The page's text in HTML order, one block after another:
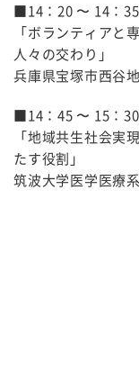
■14：20 〜 14：
「ボランティアと
人々の交わり」
兵庫県宝塚市西谷
■14：45 〜 15：
「地域共生社会
たす役割」
筑波大学医学医療